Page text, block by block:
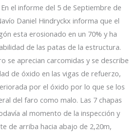
el informe del 5 de Septiembre de
Daniel Hindryckx informa que el
esta erosionado en un 70% y ha
de las patas de la estructura.
se aprecian carcomidas y se describe
de óxido en las vigas de refuerzo,
por el óxido por lo que se los
del faro como malo. Las 7 chapas
al momento de la inspección y
de arriba hacia abajo de 2,20m,